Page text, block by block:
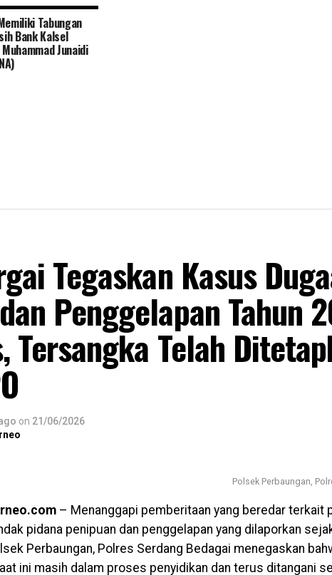
Tabungan
Bank Kalsel
Junaidi
Tegaskan Kasus
Penggelapan Tahun
Tersangka Telah
on 21/06/2026
Polsek Perbaungan,
– Menanggapi pemberitaan yang beredar terkait
pidana penipuan dan penggelapan yang dilaporkan
Perbaungan, Polres Serdang Bedagai menegaskan
ini masih dalam proses penyidikan dan terus ditangani